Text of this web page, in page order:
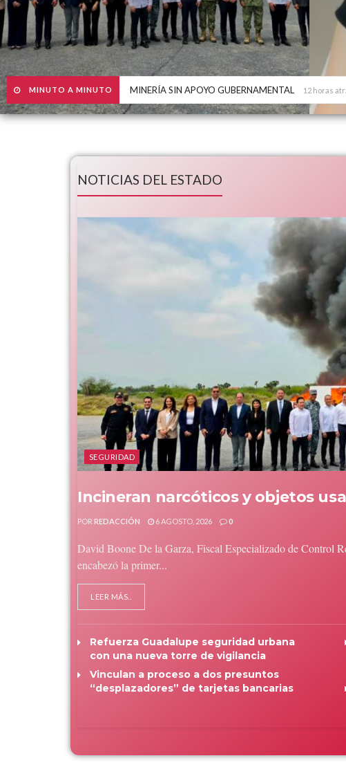
MINUTO A MINUTO MINERÍA SIN APOYO GUBERNAMENTAL 12 horas
NOTICIAS DEL ESTADO
SEGURIDAD
Incineran narcóticos y objetos
POR REDACCIÓN 6 AGOSTO, 2026 0
David Boone De la Garza, Fiscal Especializado de Control
encabezó la primer...
LEER MÁS..
Refuerza Guadalupe seguridad urbana
con una nueva torre de vigilancia
Vinculan a proceso a dos presuntos
“desplazadores” de tarjetas bancarias